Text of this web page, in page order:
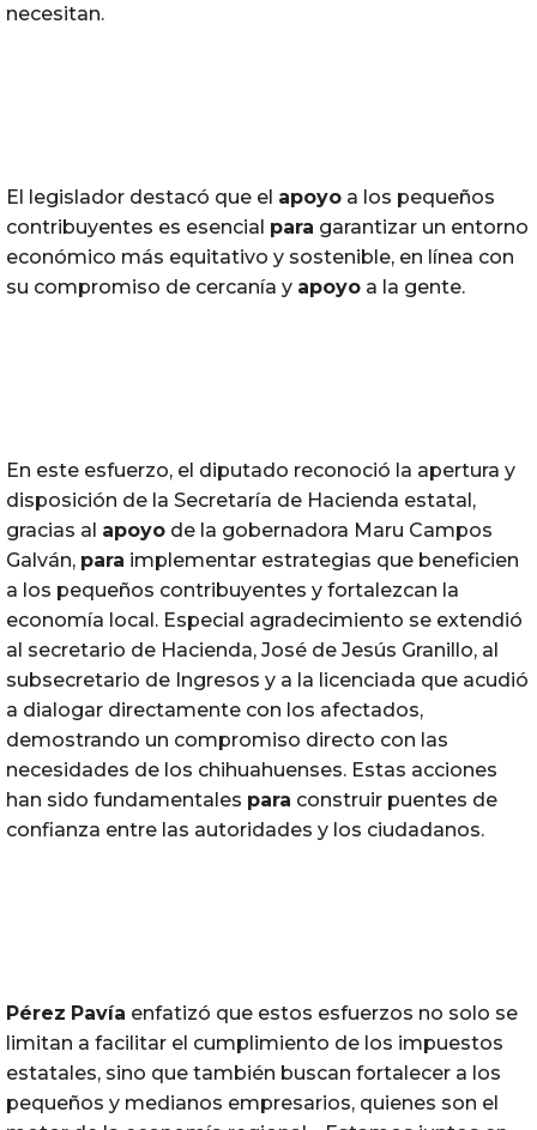
necesitan.
El legislador destacó que el apoyo a los pequeños
contribuyentes es esencial para garantizar un entorno
económico más equitativo y sostenible, en línea con
su compromiso de cercanía y apoyo a la gente.
En este esfuerzo, el diputado reconoció la apertura y
disposición de la Secretaría de Hacienda estatal,
gracias al apoyo de la gobernadora Maru Campos
Galván, para implementar estrategias que beneficien
a los pequeños contribuyentes y fortalezcan la
economía local. Especial agradecimiento se extendió
al secretario de Hacienda, José de Jesús Granillo, al
subsecretario de Ingresos y a la licenciada que acudió
a dialogar directamente con los afectados,
demostrando un compromiso directo con las
necesidades de los chihuahuenses. Estas acciones
han sido fundamentales para construir puentes de
confianza entre las autoridades y los ciudadanos.
Pérez Pavía enfatizó que estos esfuerzos no solo se
limitan a facilitar el cumplimiento de los impuestos
estatales, sino que también buscan fortalecer a los
pequeños y medianos empresarios, quienes son el